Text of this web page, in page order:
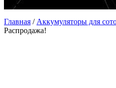
Главная / Аккумуляторы для
Распродажа!